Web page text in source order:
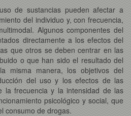
de sustancias pueden afectar a
del individuo y, con frecuencia,
Algunos componentes del
directamente a los efectos del
que otros se deben centrar en las
o que han sido el resultado del
misma manera, los objetivos del
del uso y los efectos de las
la frecuencia y la intensidad de las
psicológico y social, que
consumo de drogas.